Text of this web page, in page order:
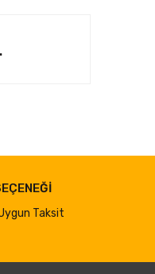
Taksit